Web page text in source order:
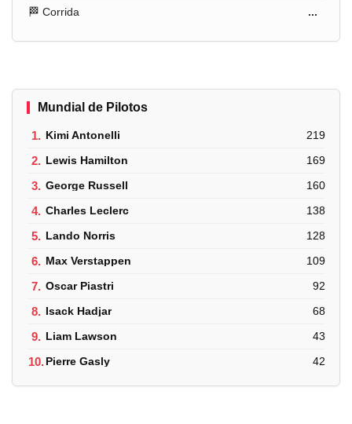
🏁 Corrida ...
Mundial de Pilotos
1. Kimi Antonelli 219
2. Lewis Hamilton 169
3. George Russell 160
4. Charles Leclerc 138
5. Lando Norris 128
6. Max Verstappen 109
7. Oscar Piastri 92
8. Isack Hadjar 68
9. Liam Lawson 43
10.Pierre Gasly 42